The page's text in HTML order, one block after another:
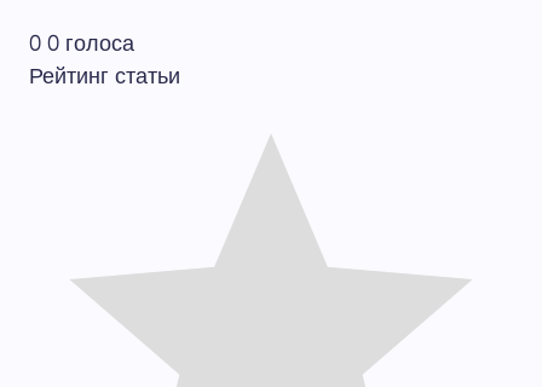
00голоса
Рейтинг статьи